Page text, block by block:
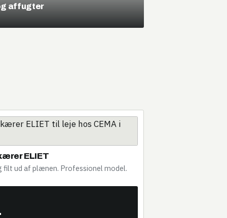
affugter
ELIET
filt ud af plænen. Professionel model.